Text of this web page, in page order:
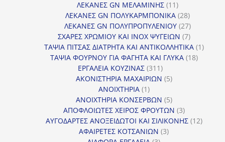
ΛΕΚΑΝΕΣ GN ΜΕΛΑΜΙΝΗΣ 1111
προϊόντα
ΛΕΚΑΝΕΣ GN ΠΟΛΥΚΑΡΜΠΟΝΙΚΑ 2828
προϊόντα
ΛΕΚΑΝΕΣ GN ΠΟΛΥΠΡΟΠΥΛΕΝΙΟΥ 2727
προϊόντα
ΣΧΑΡΕΣ ΧΡΩΜΙΟΥ ΚΑΙ INOX ΨΥΓΕΙΩΝ 77
προϊόντα
ΤΑΨΙΑ ΠΙΤΣΑΣ ΔΙΑΤΡΗΤΑ ΚΑΙ ΑΝΤΙΚΟΛΛΗΤΙΚΑ 11
ΤΑΨΙΑ ΦΟΥΡΝΟΥ ΓΙΑ ΦΑΓΗΤΑ ΚΑΙ ΓΛΥΚΑ 1818
ΕΡΓΑΛΕΙΑ ΚΟΥΖΙΝΑΣ 311311
προϊόντα
ΑΚΟΝΙΣΤΗΡΙΑ ΜΑΧΑΙΡΙΩΝ 55
ΑΝΟΙΧΤΗΡΙΑ 11
προϊόν
ΑΝΟΙΧΤΗΡΙΑ ΚΟΝΣΕΡΒΩΝ 55
προϊόντα
ΑΠΟΦΛΟΙΩΤΕΣ ΧΕΙΡΟΣ ΦΡΟΥΤΩΝ 33
προϊόντα
ΑΥΓΟΔΑΡΤΕΣ ΑΝΟΞΕΙΔΩΤΟΙ ΚΑΙ ΣΙΛΙΚΟΝΗΣ 1212
ΑΦΑΙΡΕΤΕΣ ΚΟΤΣΑΝΙΩΝ 33